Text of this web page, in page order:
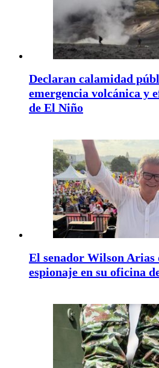
Declaran calamidad
emergencia volcánica y
de El Niño
El senador Wilson Arias
espionaje en su oficina